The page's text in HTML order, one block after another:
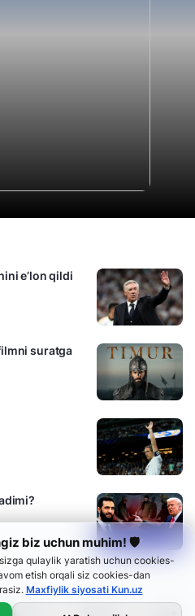
biz uchun muhim! 🛡
qulaylik yaratish uchun cookies-
etish orqali siz cookies-dan
Maxfiylik siyosati Kun.uz
e’lon qildi
suratga